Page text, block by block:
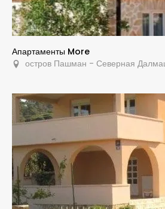
Апартаменты More
остров Пашман - Северная